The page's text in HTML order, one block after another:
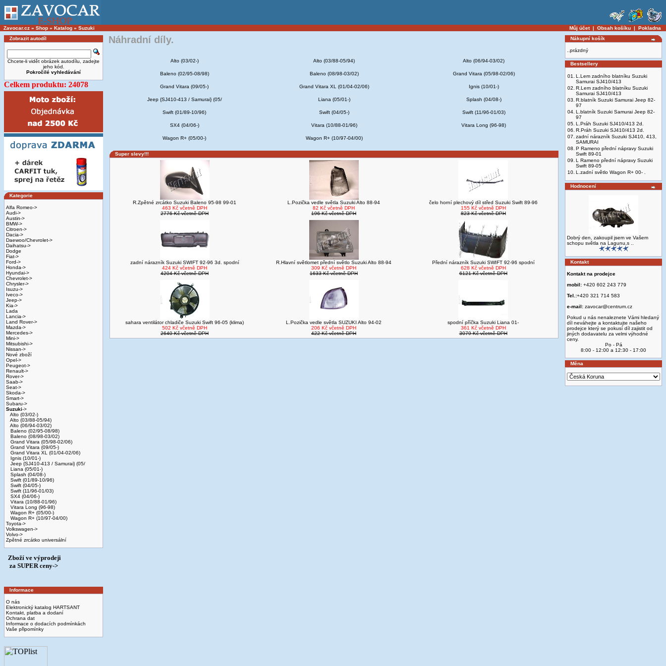
Zavocar.cz » Shop » Katalog » Suzuki Můj účet| Obsah košíku | Pokladna
Zobrazit autodíl
Chcete-li vidět obrázek autodílu, zadejte
jeho kód.
Pokročilé vyhledávání
Celkem produktu: 24078
Kategorie
Alfa Romeo->
Audi->
Austin->
BMW->
Citroen->
Dacia->
Daewoo/Chevrolet->
Daihatsu->
Dodge
Fiat->
Ford->
Honda->
Hyundai->
Chevrolet->
Chrysler->
Isuzu->
Iveco->
Jeep->
Kia->
Lada
Lancia->
Land Rover->
Mazda->
Mercedes->
Mini->
Mitsubishi->
Nissan->
Nové zboží
Opel->
Peugeot->
Renault->
Rover->
Saab->
Seat->
Skoda->
Smart->
Subaru->
Suzuki->
Alto (03/02-)
Alto (03/88-05/94)
Alto (06/94-03/02)
Baleno (02/95-08/98)
Baleno (08/98-03/02)
Grand Vitara (05/98-02/06)
Grand Vitara (09/05-)
Grand Vitara XL (01/04-02/06)
Ignis (10/01-)
Jeep {SJ410-413 / Samurai} (05/
Liana (05/01-)
Splash (04/08-)
Swift (01/89-10/96)
Swift (04/05-)
Swift (11/96-01/03)
SX4 (04/06-)
Vitara (10/88-01/96)
Vitara Long (96-98)
Wagon R+ (05/00-)
Wagon R+ (10/97-04/00)
Toyota->
Volkswagen->
Volvo->
Zpětné zrcátko universální
Zboží ve výprodeji
­ za SUPER ceny->
Informace
O nás
Elektronický katalog HARTSANT
Kontakt, platba a dodaní
Ochrana dat
Informace o dodacích podmínkách
Vaše připomínky
Náhradní díly.
Alto (03/02-) Alto (03/88-05/94) Alto (06/94-03/02)
Baleno (02/95-08/98) Baleno (08/98-03/02) Grand Vitara (05/98-02/06)
Grand Vitara (09/05-) Grand Vitara XL (01/04-02/06) Ignis (10/01-)
Jeep {SJ410-413 / Samurai} (05/ Liana (05/01-) Splash (04/08-)
Swift (01/89-10/96) Swift (04/05-) Swift (11/96-01/03)
SX4 (04/06-) Vitara (10/88-01/96) Vitara Long (96-98)
Wagon R+ (05/00-) Wagon R+ (10/97-04/00)
Super slevy!!!
R.Zpětné zrcátko Suzuki Baleno 95-98 99-01
463 Kč včetně DPH
2776 Kč včetně DPH
L.Pozička vedle světla Suzuki Alto 88-94
82 Kč včetně DPH
196 Kč včetně DPH
čelo horní plechový díl střed Suzuki Swift 89-96
155 Kč včetně DPH
823 Kč včetně DPH
zadní nárazník Suzuki SWIFT 92-96 3d. spodní
424 Kč včetně DPH
4204 Kč včetně DPH
R.Hlavní světlomet přední světlo Suzuki Alto 88-94
309 Kč včetně DPH
1633 Kč včetně DPH
Přední nárazník Suzuki SWIFT 92-96 spodní
628 Kč včetně DPH
6121 Kč včetně DPH
sahara ventilátor chladiče Suzuki Swift 96-05 (klima)
502 Kč včetně DPH
2640 Kč včetně DPH
L.Pozička vedle světla SUZUKI Alto 94-02
206 Kč včetně DPH
422 Kč včetně DPH
spodní příčka Suzuki Liana 01-
361 Kč včetně DPH
3079 Kč včetně DPH
Nákupní košík
..prázdný
Bestsellery
01.
L.Lem zadního blatníku Suzuki
Samurai SJ410/413
02. R.Lem zadního blatníku Suzuki
Samurai SJ410/413
03. R.blatník Suzuki Samurai Jeep 82-
97
04. L.blatník Suzuki Samurai Jeep 82-
97
05. L.Práh Suzuki SJ410/413 2d.
06. R.Práh Suzuki SJ410/413 2d.
07. zadní nárazník Suzuki SJ410, 413,
SAMURAI
08. P Rameno přední nápravy Suzuki
Swift 89-01
09. L Rameno přední nápravy Suzuki
Swift 89-05
10. L.zadní světlo Wagon R+ 00- .
Hodnocení
Dobrý den, zakoupil jsem ve Vašem
schopu světla na Lagunu,s ..
Kontakt
Kontakt na prodejce
mobil: +420 602 243 779
Tel.:+420 321 714 583
e-mail: zavocar@centrum.cz
Pokud u nás nenaleznete Vámi hledaný
díl neváhejte a kontaktujte našeho
prodejce který se pokusí díl zajistit od
jiných dodavatelu za velmi výhodné
ceny.
Po - Pá
8:00 - 12:00 a 12:30 - 17:00
Měna